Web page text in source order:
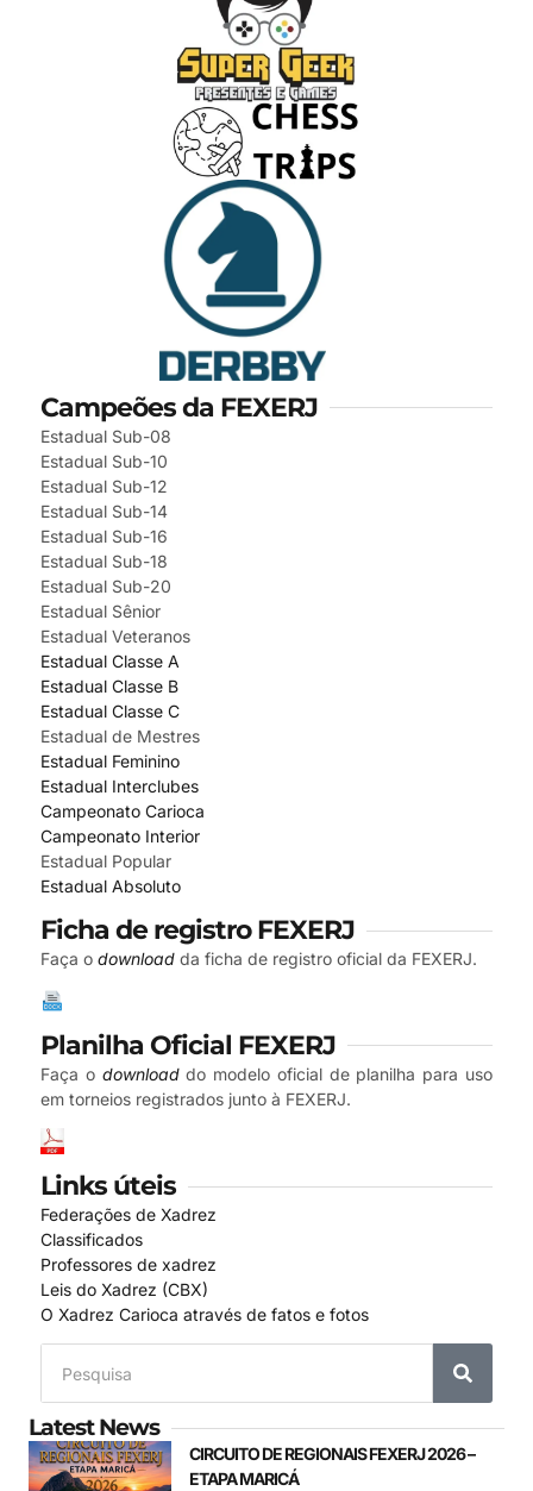
Campeões da FEXERJ
Estadual Sub-08
Estadual Sub-10
Estadual Sub-12
Estadual Sub-14
Estadual Sub-16
Estadual Sub-18
Estadual Sub-20
Estadual Sênior
Estadual Veteranos
Estadual Classe A
Estadual Classe B
Estadual Classe C
Estadual de Mestres
Estadual Feminino
Estadual Interclubes
Campeonato Carioca
Campeonato Interior
Estadual Popular
Estadual Absoluto
Ficha de registro FEXERJ
Faça o download da ficha de registro oficial da FEXERJ.
Planilha Oficial FEXERJ
Faça o downloaddo modelo oficial de planilha para uso
em torneios registrados junto à FEXERJ.
Links úteis
Federações de Xadrez
Classificados
Professores de xadrez
Leis do Xadrez (CBX)
O Xadrez Carioca através de fatos e fotos
Latest News
CIRCUITO DE REGIONAIS FEXERJ 2026 –
ETAPA MARICÁ